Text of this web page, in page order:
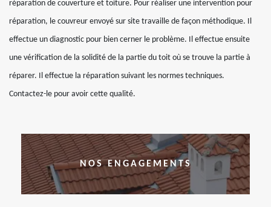
réparation de couverture et toiture. Pour réaliser une intervention pour
réparation, le couvreur envoyé sur site travaille de façon méthodique. Il
effectue un diagnostic pour bien cerner le problème. Il effectue ensuite
une vérification de la solidité de la partie du toit où se trouve la partie à
réparer. Il effectue la réparation suivant les normes techniques.
Contactez-le pour avoir cette qualité.
NOS ENGAGEMENTS